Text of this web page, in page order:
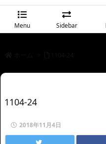
Menu Sidebar
1104-24
2018年11月4日